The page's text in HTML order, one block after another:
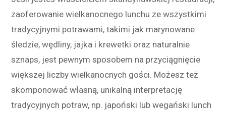
zaoferowanie wielkanocnego lunchu ze wszystkimi
tradycyjnymi potrawami, takimi jak marynowane
śledzie, wędliny, jajka i krewetki oraz naturalnie
sznaps, jest pewnym sposobem na przyciągnięcie
większej liczby wielkanocnych gości. Możesz też
skomponować własną, unikalną interpretację
tradycyjnych potraw, np. japoński lub wegański lunch